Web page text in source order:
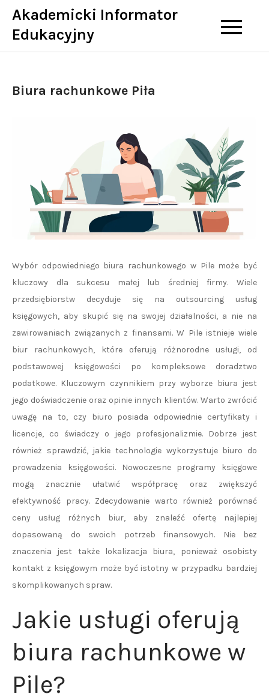
Skip
content
Akademicki Informator
Edukacyjny
Biura rachunkowe Piła
Wybór odpowiedniego biura rachunkowego w Pile może być
kluczowy dla sukcesu małej lub średniej firmy. Wiele
przedsiębiorstw decyduje się na outsourcing usług
księgowych, aby skupić się na swojej działalności, a nie na
zawirowaniach związanych z finansami. W Pile istnieje wiele
biur rachunkowych, które oferują różnorodne usługi, od
podstawowej księgowości po kompleksowe doradztwo
podatkowe. Kluczowym czynnikiem przy wyborze biura jest
jego doświadczenie oraz opinie innych klientów. Warto zwrócić
uwagę na to, czy biuro posiada odpowiednie certyfikaty i
licencje, co świadczy o jego profesjonalizmie. Dobrze jest
również sprawdzić, jakie technologie wykorzystuje biuro do
prowadzenia księgowości. Nowoczesne programy księgowe
mogą znacznie ułatwić współpracę oraz zwiększyć
efektywność pracy. Zdecydowanie warto również porównać
ceny usług różnych biur, aby znaleźć ofertę najlepiej
dopasowaną do swoich potrzeb finansowych. Nie bez
znaczenia jest także lokalizacja biura, ponieważ osobisty
kontakt z księgowym może być istotny w przypadku bardziej
skomplikowanych spraw.
Jakie usługi oferują
biura rachunkowe w
Pile?